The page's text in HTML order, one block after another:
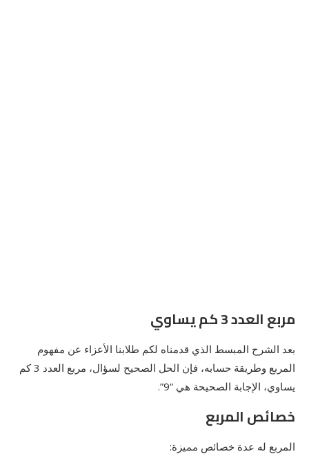
مربع العدد 3 كم يساوي
بعد الشرح المبسط الذي قدمناه لكم طلابنا الأعزاء عن مفهوم
المربع وطريقة حسابه، فإن الحل الصحيح لسؤال، مربع العدد 3 كم
يساوي، الإجابة الصحيحة هي “9”.
خصائص المربع
المربع له عدة خصائص مميزة: